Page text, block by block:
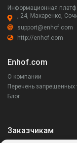
Информационная
, 24, Макаренко,
support@enhof.com
http://enhof.com
Enhof.com
О компании
Перечень запрещенных
Блог
Заказчикам